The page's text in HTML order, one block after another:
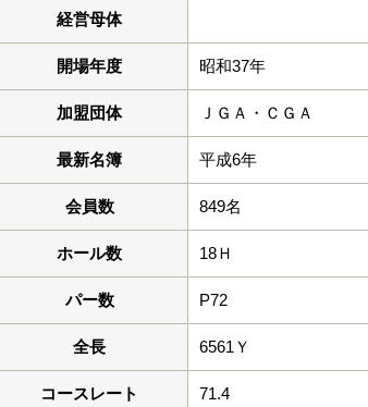
経営母体
開場年度 昭和37年
加盟団体 ＪＧＡ・ＣＧＡ
最新名簿 平成6年
会員数 849名
ホール数 18Ｈ
パー数 P72
全長 6561Ｙ
コースレート 71.4